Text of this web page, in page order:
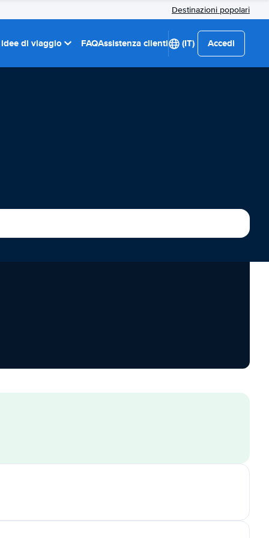
Destinazioni popolari
di viaggio FAQAssistenza clienti (IT) Accedi